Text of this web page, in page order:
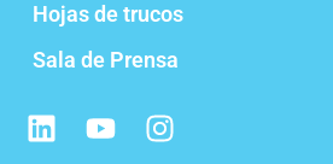
Hojas de trucos
Sala de Prensa